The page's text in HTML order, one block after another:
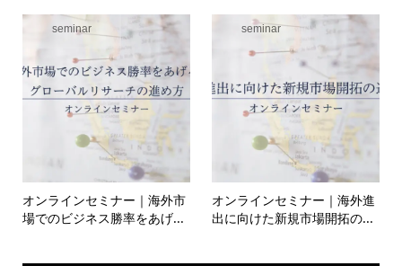
seminar
オンラインセミナー｜海外市
場でのビジネス勝率をあげ...
seminar
オンラインセミナー｜海外進
出に向けた新規市場開拓の...